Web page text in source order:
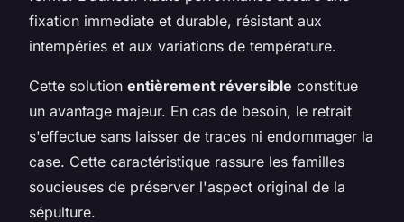
fixation immediate et durable, résistant aux
intempéries et aux variations de température.
Cette solution entièrement réversible constitue
un avantage majeur. En cas de besoin, le retrait
s'effectue sans laisser de traces ni endommager la
case. Cette caractéristique rassure les familles
soucieuses de préserver l'aspect original de la
sépulture.